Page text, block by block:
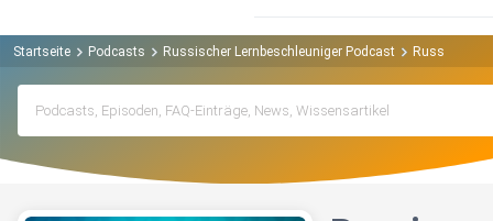
Startseite Podcasts Russischer Lernbeschleuniger Podcast Russisch